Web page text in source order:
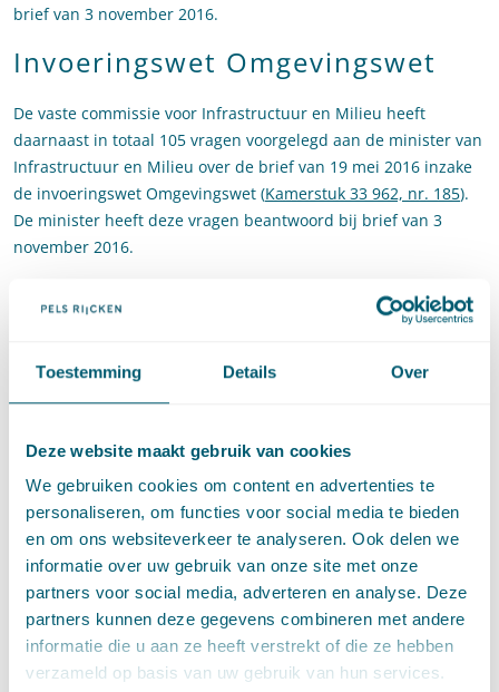
Toestemming Details Over
Deze website maakt gebruik van cookies
We gebruiken cookies om content en advertenties te
personaliseren, om functies voor social media te bieden
en om ons websiteverkeer te analyseren. Ook delen we
informatie over uw gebruik van onze site met onze
partners voor social media, adverteren en analyse. Deze
partners kunnen deze gegevens combineren met andere
informatie die u aan ze heeft verstrekt of die ze hebben
verzameld op basis van uw gebruik van hun services.
brief van 3 november 2016.
Invoeringswet Omgevingswet
De vaste commissie voor Infrastructuur en Milieu heeft
daarnaast in totaal 105 vragen voorgelegd aan de minister van
Infrastructuur en Milieu over de brief van 19 mei 2016 inzake
de invoeringswet Omgevingswet (Kamerstuk 33 962, nr. 185).
De minister heeft deze vragen beantwoord bij brief van 3
november 2016.
Onderwerpen
betrekking had op de volgende onderwerpen: participatie,
kwaliteitsborging, afwegingsruimte en de rechtsbescherming.
gebonden ten aanzien van deze onderwerpen.
In nadere blogberichten zullen deze onderwerpen verder
worden toegelicht.
Bronnen:
Kamerstukken II 2016/17, 33 118, nr. 39, 7 november 2016.
Kamerstukken II 2016/17, 33 962, nr. 190, 7 november 2016.